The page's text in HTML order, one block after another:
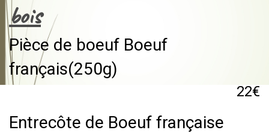
bois
Pièce de boeuf Boeuf
français(250g)
22€
Entrecôte de Boeuf française